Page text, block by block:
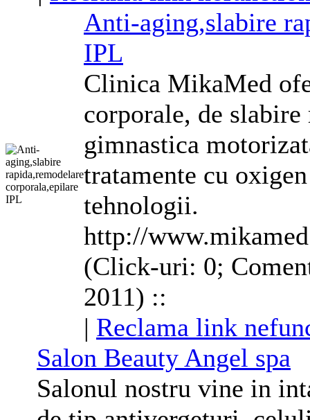
Anti-aging,slabire
IPL
Clinica MikaMed
corporale, de
gimnastica
tratamente cu
tehnologii.
http://
(Click-uri: 0;
2011) ::
| Reclama link
Salon Beauty Angel spa
Salonul nostru vine in